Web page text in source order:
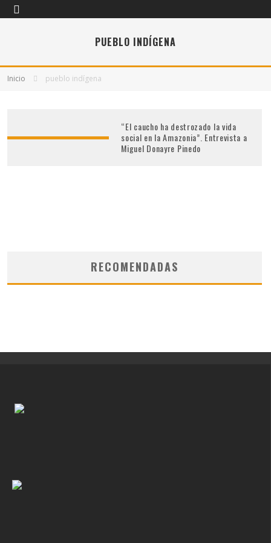
PUEBLO INDÍGENA
Inicio pueblo indígena
“El caucho ha destrozado la vida
social en la Amazonia”. Entrevista a
Miguel Donayre Pinedo
RECOMENDADAS